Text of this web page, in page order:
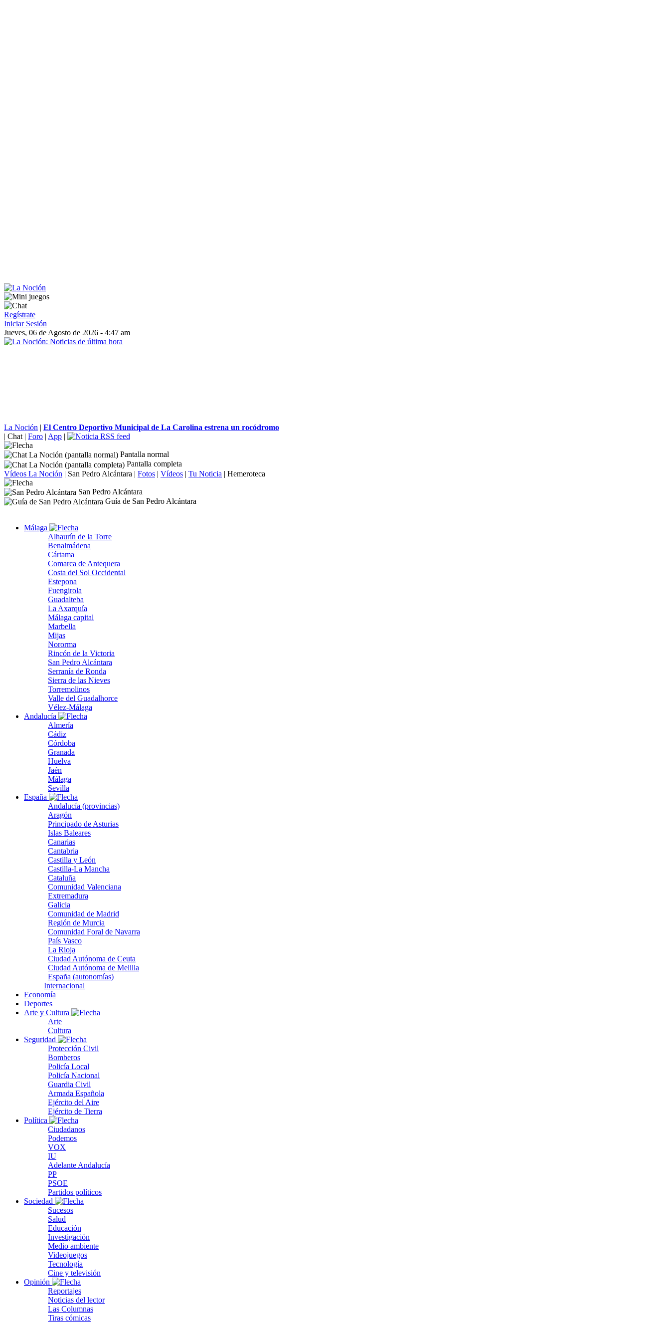
Regístrate
Iniciar Sesión
Jueves, 06 de Agosto de 2026 - 4:47 am
La Noción | El Centro Deportivo Municipal de La Carolina estrena un rocódromo
| Chat | Foro | App |
Pantalla normal
Pantalla completa
Vídeos La Noción | San Pedro Alcántara | Fotos | Vídeos | Tu Noticia | Hemeroteca
San Pedro Alcántara
Guía de San Pedro Alcántara
Málaga
Alhaurín de la Torre
Benalmádena
Cártama
Comarca de Antequera
Costa del Sol Occidental
Estepona
Fuengirola
Guadalteba
La Axarquía
Málaga capital
Marbella
Mijas
Nororma
Rincón de la Victoria
San Pedro Alcántara
Serranía de Ronda
Sierra de las Nieves
Torremolinos
Valle del Guadalhorce
Vélez-Málaga
Andalucía
Almería
Cádiz
Córdoba
Granada
Huelva
Jaén
Málaga
Sevilla
España
Andalucía (provincias)
Aragón
Principado de Asturias
Islas Baleares
Canarias
Cantabria
Castilla y León
Castilla-La Mancha
Cataluña
Comunidad Valenciana
Extremadura
Galicia
Comunidad de Madrid
Región de Murcia
Comunidad Foral de Navarra
País Vasco
La Rioja
Ciudad Autónoma de Ceuta
Ciudad Autónoma de Melilla
España (autonomías)
Internacional
Economía
Deportes
Arte y Cultura
Arte
Cultura
Seguridad
Protección Civil
Bomberos
Policía Local
Policía Nacional
Guardia Civil
Armada Española
Ejército del Aire
Ejército de Tierra
Política
Ciudadanos
Podemos
VOX
IU
Adelante Andalucía
PP
PSOE
Partidos políticos
Sociedad
Sucesos
Salud
Educación
Investigación
Medio ambiente
Videojuegos
Tecnología
Cine y televisión
Opinión
Reportajes
Noticias del lector
Las Columnas
Tiras cómicas